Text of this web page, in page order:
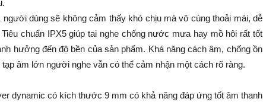
dùng sẽ không cảm thấy khó chịu mà vô cùng thoải mái, dễ
chuẩn IPX5 giúp tai nghe chống nước mưa hay mồ hôi rất tốt
hưởng đến độ bền của sản phẩm. Khá năng cách âm, chống ồn
âm lớn người nghe vẫn có thể cảm nhận một cách rõ ràng.
dynamic có kích thước 9 mm có khả năng đáp ứng tốt âm thanh